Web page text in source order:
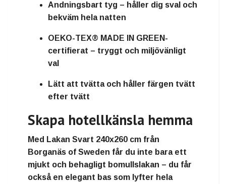
Andningsbart tyg – håller dig sval och
bekväm hela natten
OEKO-TEX® MADE IN GREEN-
certifierat – tryggt och miljövänligt
val
Lätt att tvätta och håller färgen tvätt
efter tvätt
Skapa hotellkänsla hemma
Med Lakan Svart 240x260 cm från
Borganäs of Sweden får du inte bara ett
mjukt och behagligt bomullslakan – du får
också en elegant bas som lyfter hela